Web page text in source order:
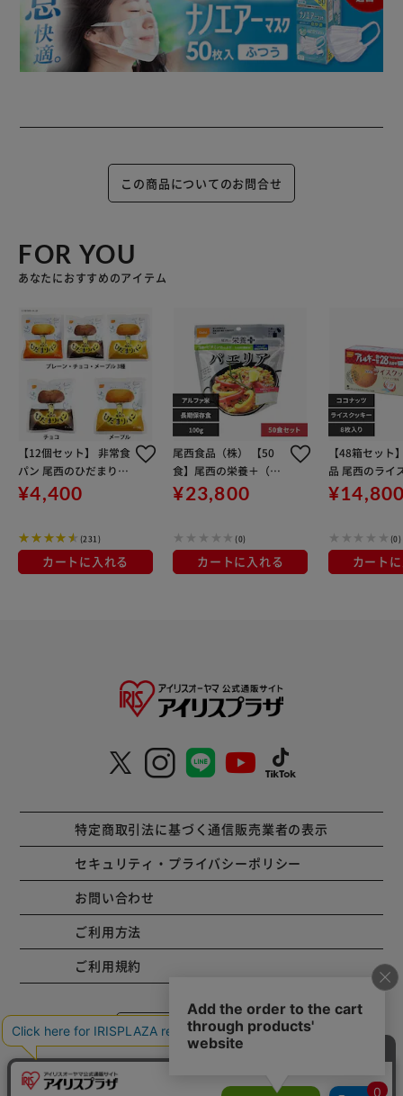
この商品についてのお問合せ
FOR YOU
あなたにおすすめのアイテム
【12個セット】 非常食
パン 尾西のひだまりパ
ン 5年間保存可能 保存
食 防災食 3種類×各4
コ・メープル ）
¥4,400
(231)
カートに入れる
尾西食品（株） 【50
食】尾西の栄養＋（プ
ラス） パエリア 103
¥23,800
(0)
カートに入れる
【48箱セット
品 尾西のライ
ー ココナッツ
(0)
カート
特定商取引法に基づく通信販売業者の表示
セキュリティ・プライバシーポリシー
お問い合わせ
ご利用方法
ご利用規約
コーポレートサイト